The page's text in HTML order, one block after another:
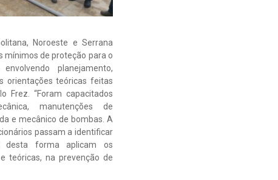
Noroeste e Serrana
mínimos de proteção para o
planejamento,
orientações teóricas feitas
Frez. “Foram capacitados
manutenções de
e mecânico de bombas. A
passam a identificar
desta forma aplicam os
teóricas, na prevenção de